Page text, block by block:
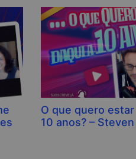
O que quero
10 anos? –